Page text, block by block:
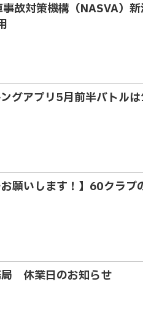
故対策機構（NASVA）
グアプリ5月前半バトル
お願いします！】60クラ
局 休業日のお知らせ